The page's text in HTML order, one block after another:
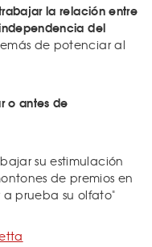
la relación entre
del
de potenciar al
o antes de
su estimulación
de premios en
a prueba su olfato"